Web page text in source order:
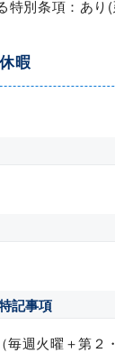
特別条項：あ
暇
記事項
毎週火曜＋第２